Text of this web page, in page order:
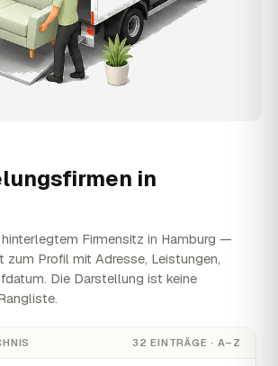
in
Firmensitz in Hamburg —
zum Profil mit Adresse, Leistungen,
Die Darstellung ist keine
32 EINTRÄGE · A–Z